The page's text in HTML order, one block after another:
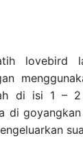
lovebird
di isi 1 –
di